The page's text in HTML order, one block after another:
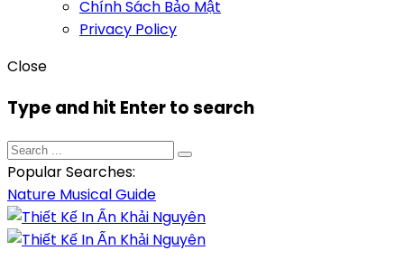
Chính Sách Bảo Mật
Privacy Policy
Close
Type and hit Enter to search
Popular Searches:
Nature MusicalGuide